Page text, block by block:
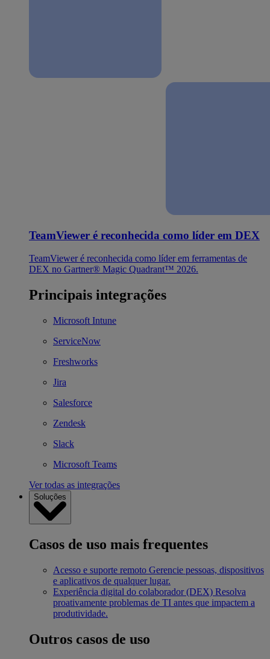
TeamViewer é reconhecida como líder em DEX
TeamViewer é reconhecida como líder em ferramentas de
DEX no Gartner® Magic Quadrant™ 2026.
Principais integrações
Microsoft Intune
ServiceNow
Freshworks
Jira
Salesforce
Zendesk
Slack
Microsoft Teams
Ver todas as integrações
Soluções
Casos de uso mais frequentes
Acesso e suporte remoto Gerencie pessoas, dispositivos
e aplicativos de qualquer lugar.
Experiência digital do colaborador (DEX) Resolva
proativamente problemas de TI antes que impactem a
produtividade.
Outros casos de uso